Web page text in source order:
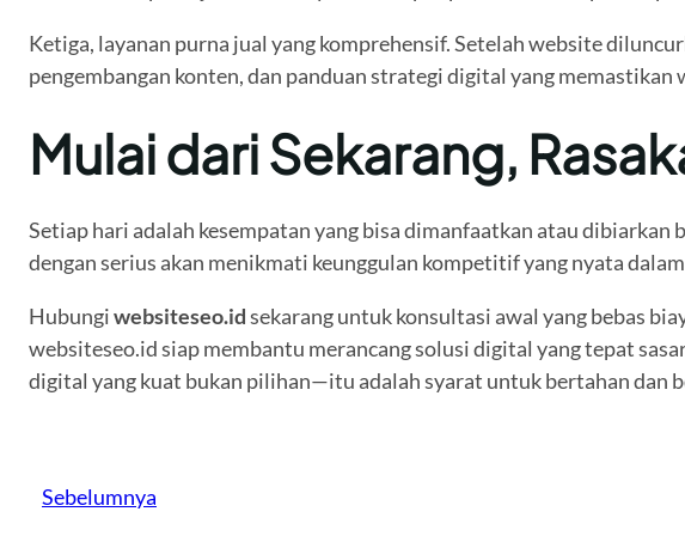
Ketiga, layanan purna jual yang komprehensif. Setelah website
pengembangan konten, dan panduan strategi digital yang
Mulai dari Sekarang,
Setiap hari adalah kesempatan yang bisa dimanfaatkan atau
dengan serius akan menikmati keunggulan kompetitif yang nyata
Hubungiwebsiteseo.idsekarang untuk konsultasi awal yang bebas
websiteseo.id siap membantu merancang solusi digital yang tepat
digital yang kuat bukan pilihan—itu adalah syarat untuk bertahan dan
Sebelumnya